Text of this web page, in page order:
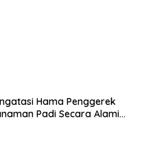
Hama Penggerek
Padi Secara Alami